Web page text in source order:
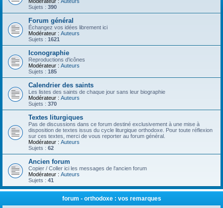
Sujets : 390
Forum général
Échangez vos idées librement ici
Modérateur : Auteurs
Sujets : 1621
Iconographie
Reproductions d'icônes
Modérateur : Auteurs
Sujets : 185
Calendrier des saints
Les listes des saints de chaque jour sans leur biographie
Modérateur : Auteurs
Sujets : 370
Textes liturgiques
Pas de discussions dans ce forum destiné exclusivement à une mise à
disposition de textes issus du cycle liturgique orthodoxe. Pour toute réflexion
sur ces textes, merci de vous reporter au forum général.
Modérateur : Auteurs
Sujets : 62
Ancien forum
Copier / Coller ici les messages de l'ancien forum
Modérateur : Auteurs
Sujets : 41
forum - orthodoxe : vos remarques